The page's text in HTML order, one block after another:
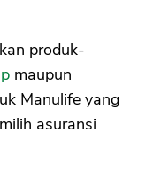
produk-
maupun
Manulife yang
asuransi
OK